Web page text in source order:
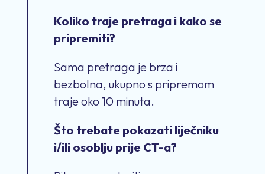
Koliko traje pretraga i kako se
pripremiti?
Sama pretraga je brza i
bezbolna, ukupno s pripremom
traje oko 10 minuta.
Što trebate pokazati liječniku
i/ili osoblju prije CT-a?